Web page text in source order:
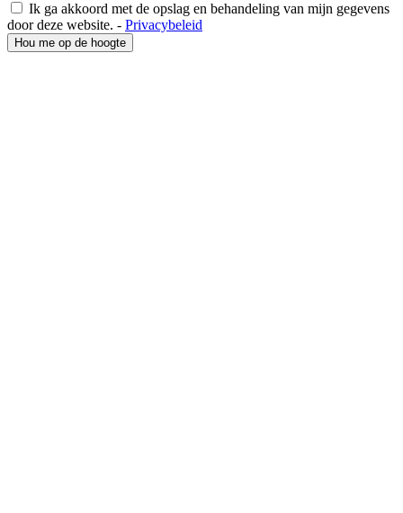
Ik ga akkoord met de opslag en behandeling van mijn gegevens
door deze website. - Privacybeleid
Hou me op de hoogte